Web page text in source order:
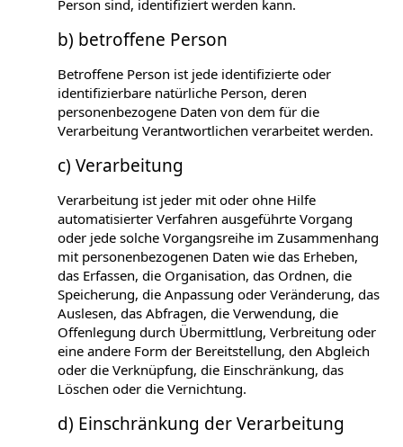
Person sind, identifiziert werden kann.
b) betroffene Person
Betroffene Person ist jede identifizierte oder
identifizierbare natürliche Person, deren
personenbezogene Daten von dem für die
Verarbeitung Verantwortlichen verarbeitet werden.
c) Verarbeitung
Verarbeitung ist jeder mit oder ohne Hilfe
automatisierter Verfahren ausgeführte Vorgang
oder jede solche Vorgangsreihe im Zusammenhang
mit personenbezogenen Daten wie das Erheben,
das Erfassen, die Organisation, das Ordnen, die
Speicherung, die Anpassung oder Veränderung, das
Auslesen, das Abfragen, die Verwendung, die
Offenlegung durch Übermittlung, Verbreitung oder
eine andere Form der Bereitstellung, den Abgleich
oder die Verknüpfung, die Einschränkung, das
Löschen oder die Vernichtung.
d) Einschränkung der Verarbeitung